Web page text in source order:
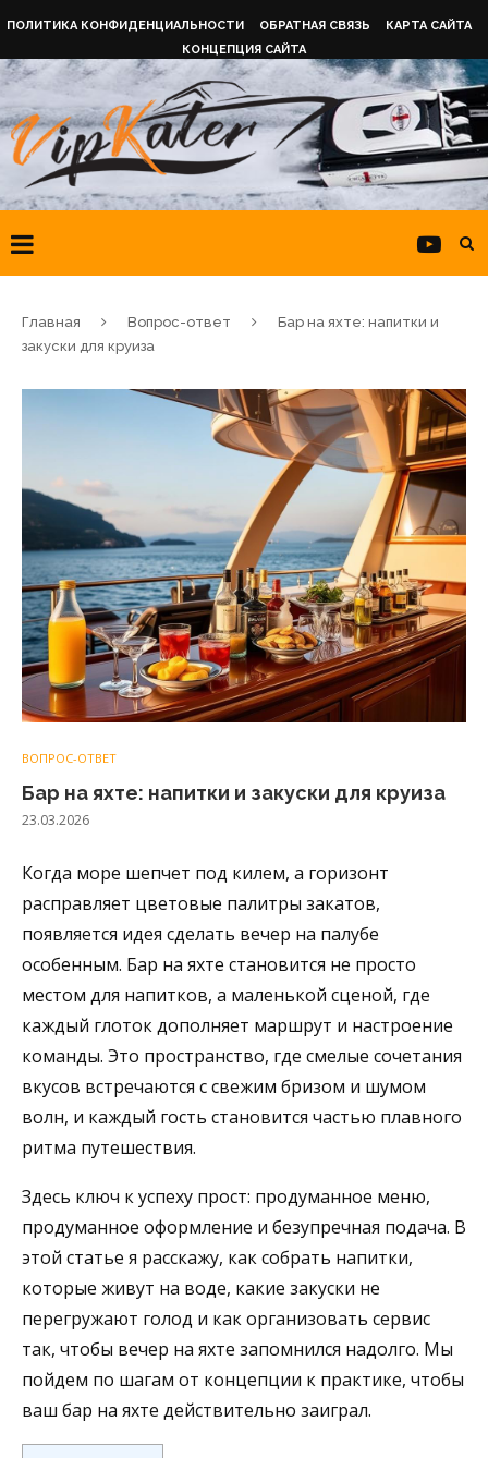
ПОЛИТИКА КОНФИДЕНЦИАЛЬНОСТИ ОБРАТНАЯ СВЯЗЬ
КАРТА САЙТА
КОНЦЕПЦИЯ САЙТА
Главная Вопрос-ответ
Бар на яхте: напитки и
закуски для круиза
ВОПРОС-ОТВЕТ
Бар на яхте: напитки и закуски для круиза
23.03.2026
Когда море шепчет под килем, а горизонт
расправляет цветовые палитры закатов,
появляется идея сделать вечер на палубе
особенным. Бар на яхте становится не просто
местом для напитков, а маленькой сценой, где
каждый глоток дополняет маршрут и настроение
команды. Это пространство, где смелые сочетания
вкусов встречаются с свежим бризом и шумом
волн, и каждый гость становится частью плавного
ритма путешествия.
Здесь ключ к успеху прост: продуманное меню,
продуманное оформление и безупречная подача. В
этой статье я расскажу, как собрать напитки,
которые живут на воде, какие закуски не
перегружают голод и как организовать сервис
так, чтобы вечер на яхте запомнился надолго. Мы
пойдем по шагам от концепции к практике, чтобы
ваш бар на яхте действительно заиграл.